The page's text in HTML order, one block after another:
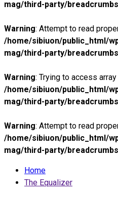
mag/third-party/
Warning: Attempt to read
/home/sibiuon/public_html/
mag/third-party/
Warning: Trying to access
/home/sibiuon/public_html/
mag/third-party/
Warning: Attempt to read
/home/sibiuon/public_html/
mag/third-party/
Home
The Equalizer